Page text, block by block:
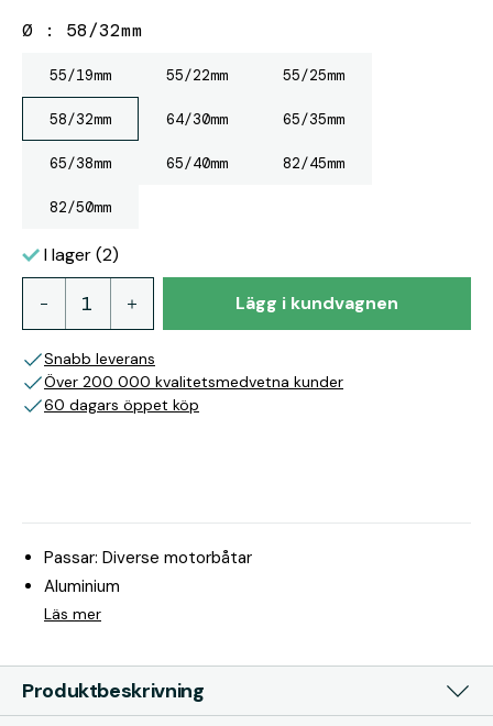
Ø : 58/32mm
55/19mm 55/22mm 55/25mm
58/32mm 64/30mm 65/35mm
65/38mm 65/40mm 82/45mm
82/50mm
I lager (2)
Lägg i kundvagnen
Snabb leverans
Över 200 000 kvalitetsmedvetna kunder
60 dagars öppet köp
Passar: Diverse motorbåtar
Aluminium
Läs mer
Produktbeskrivning